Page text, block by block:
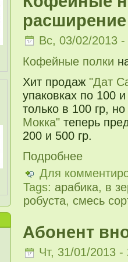
Вс, 03/02/2013 -
Кофейные полки
Хит продаж "Дат
упаковках по 100
только в 100 гр,
Мокка"теперь
200 и 500 гр.
Подробнее
Для
Tags: арабика, в
робуста, смесь
Абонент
Чт, 31/01/2013 -